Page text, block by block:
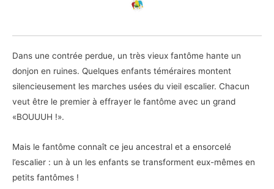
Dans une contrée perdue, un très vieux fantôme hante un
donjon en ruines. Quelques enfants téméraires montent
silencieusement les marches usées du vieil escalier. Chacun
veut être le premier à effrayer le fantôme avec un grand
«BOUUUH !».
Mais le fantôme connaît ce jeu ancestral et a ensorcelé
l’escalier : un à un les enfants se transforment eux-mêmes en
petits fantômes !